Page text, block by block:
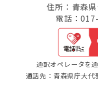
住所：青森
電話：
通訳オペレータを
通話先：青森県庁大